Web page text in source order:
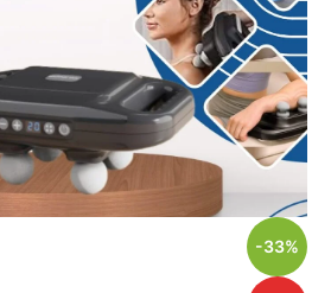
-33%